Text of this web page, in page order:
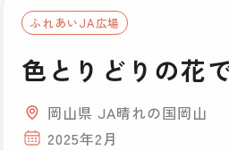
ふれあいJA広場
色とりどりの花
岡山県 JA晴れの国岡山
2025年2月